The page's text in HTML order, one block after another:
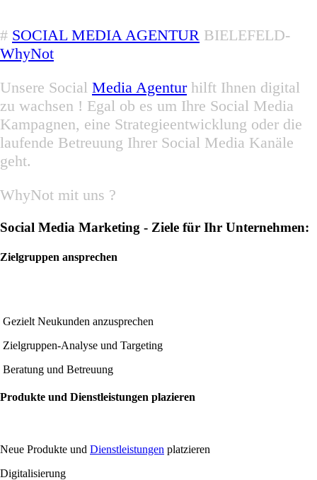
# SOCIAL MEDIA AGENTUR BIELEFELD-
WhyNot
Unsere Social Media Agenturhilft Ihnen digital
zu wachsen ! Egal ob es um Ihre Social Media
Kampagnen, eine Strategieentwicklung oder die
laufende Betreuung Ihrer Social Media Kanäle
geht.
WhyNot mit uns ?
Social Media Marketing - Ziele für Ihr Unternehmen:
Zielgruppen ansprechen
Gezielt Neukunden anzusprechen
Zielgruppen-Analyse und Targeting
Beratung und Betreuung
Produkte und Dienstleistungen plazieren
Neue Produkte und Dienstleistungen platzieren
Digitalisierung